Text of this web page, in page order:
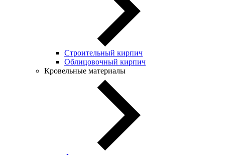
Строительный кирпич
Облицовочный кирпич
Кровельные материалы